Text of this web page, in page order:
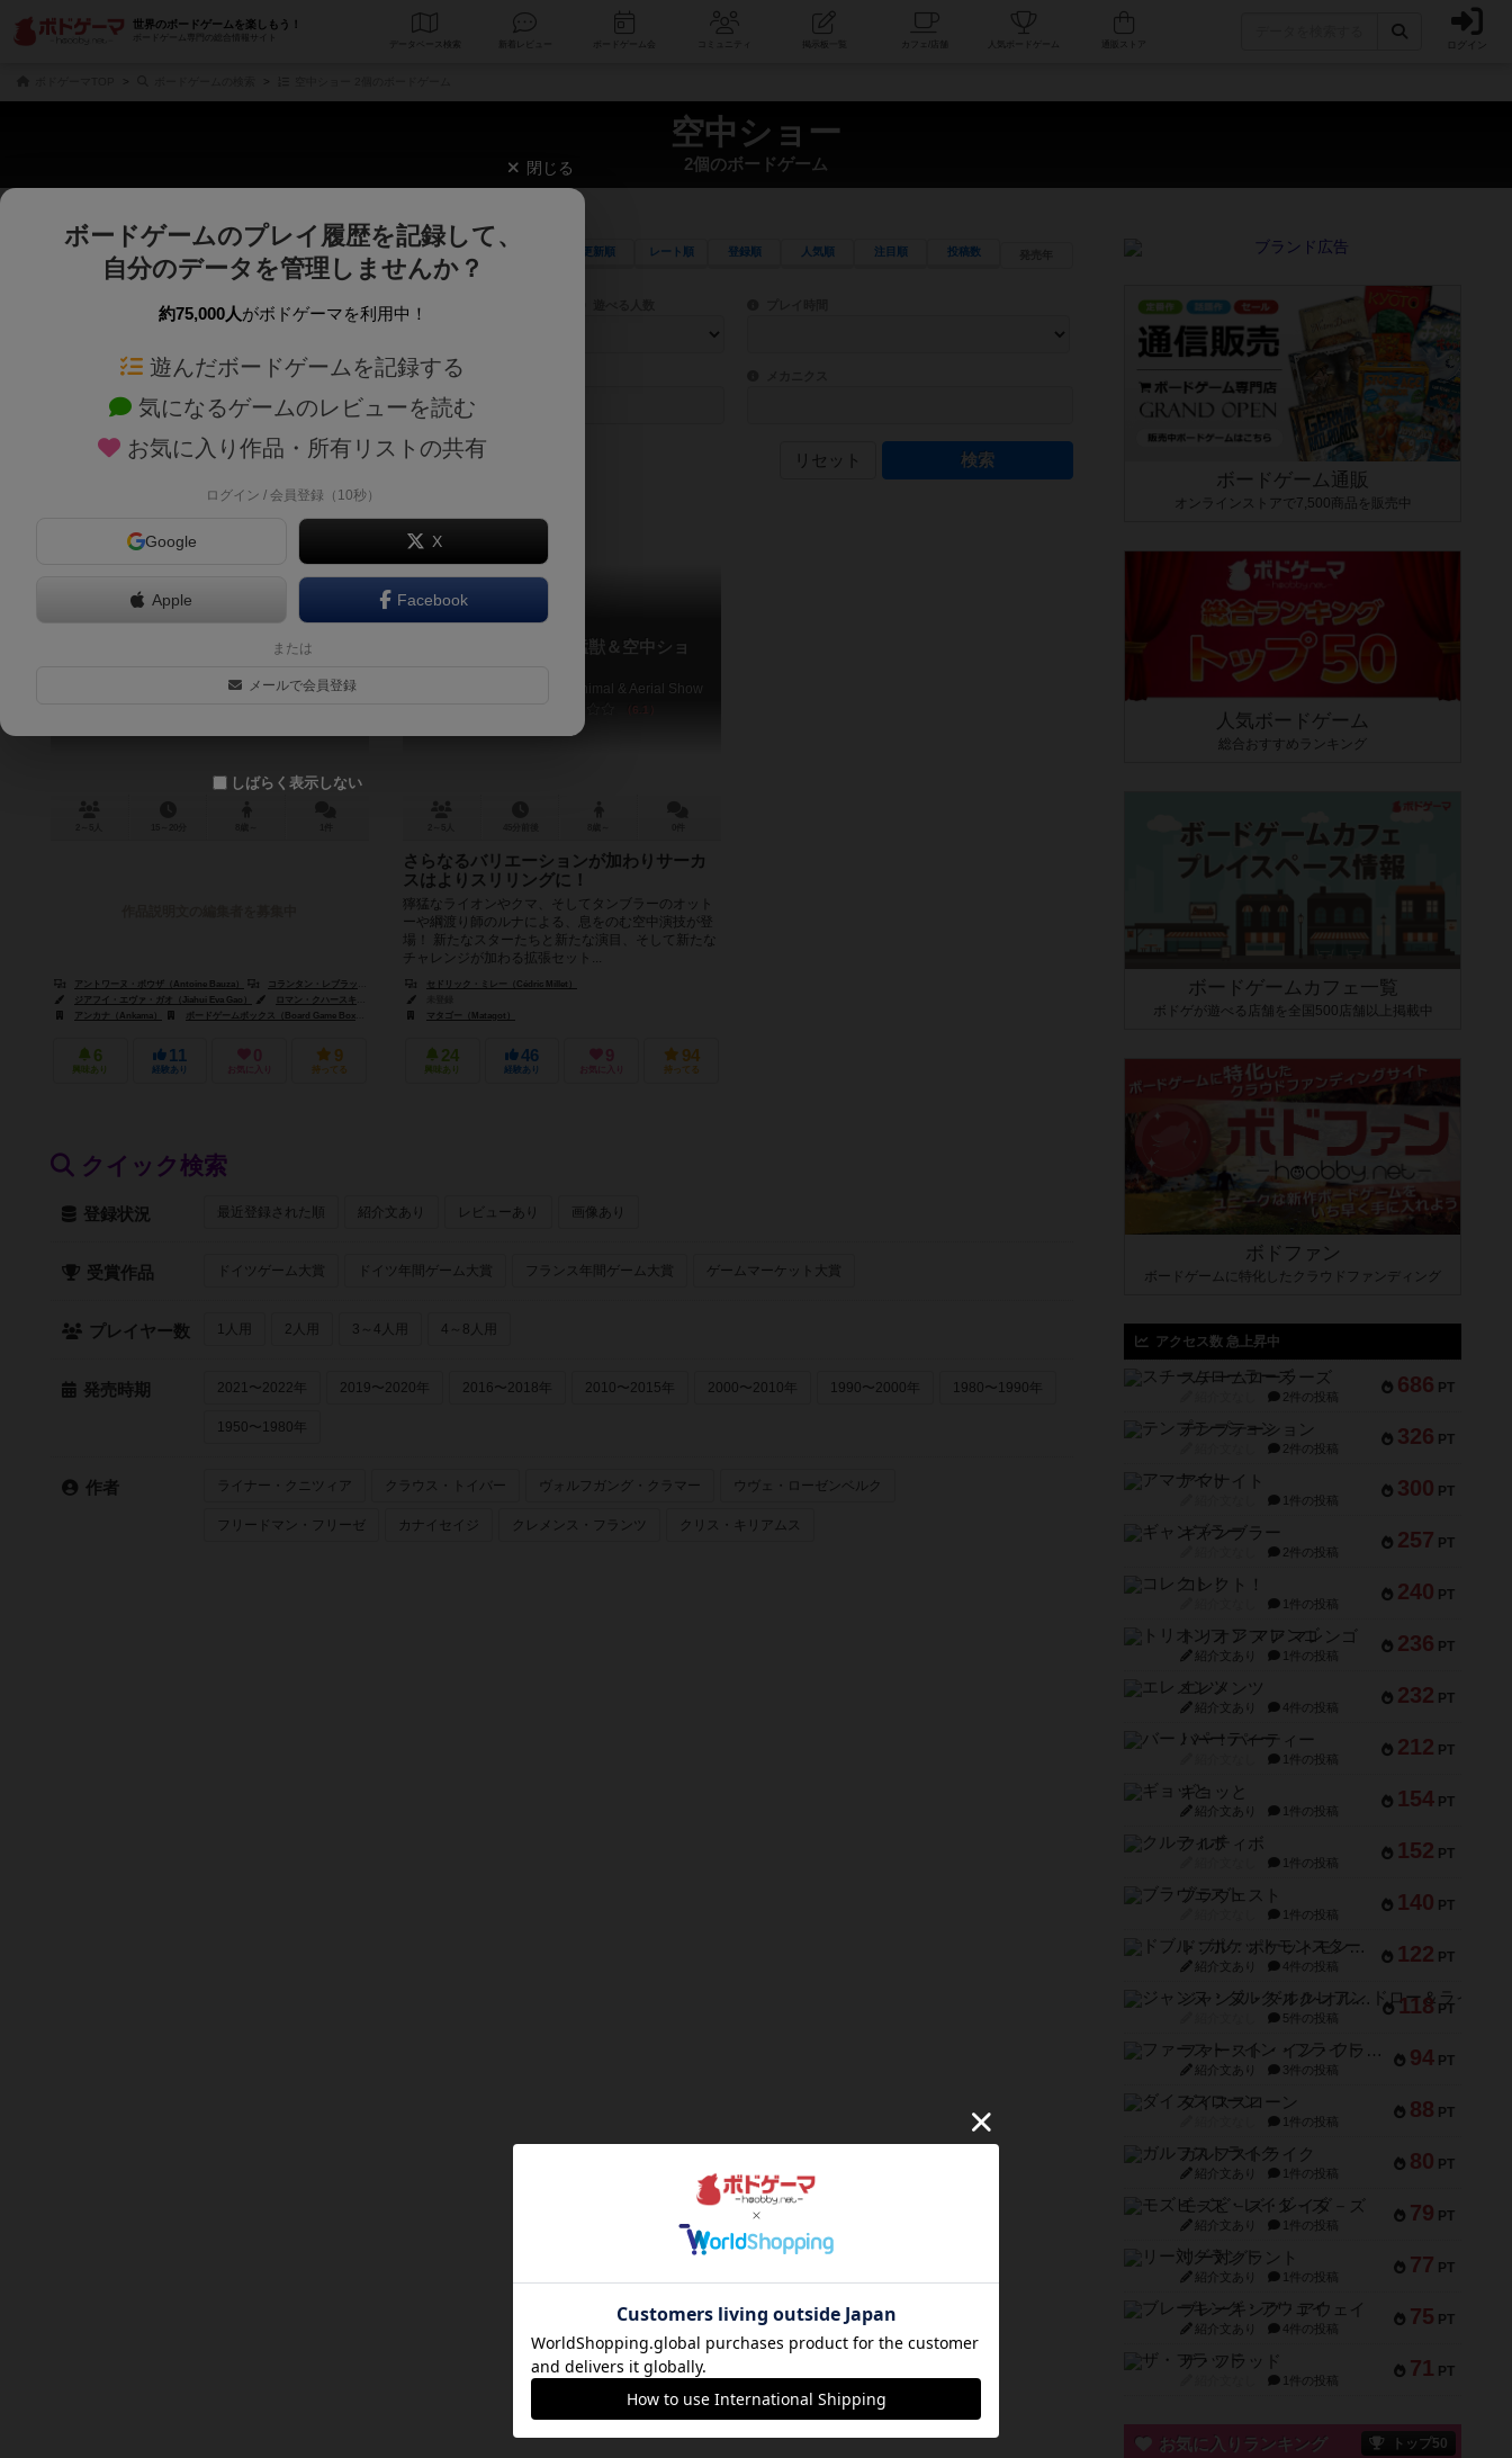
世界のボードゲームを楽しもう！
ボードゲーム専門の総合情報サイト
データベース コミュニティ 人気ボードゲーム ログイン
空中ショー
2個のボードゲーム
じっくり表示 更新順 レート順 登録順 人気順 注目順 投稿数
商品名、商品説明文、デザイナー名、テーマ名、メカニクス名を対象にフリーワード検索ができます。
ゲームデザイナー名を指定して検索できます。
ゲームデザイナー 目安となる所要時間を指定することができます。マニュアルを読む時間や参加者へのルール説明時間は含まれていないため、初めて
対象年齢を指定します。 世界観や登場人物などモチーフ・ストーリーを指定することができます。直感的にゲームシステムを理解できるよう、中世ファンタジー・クッキング・海賊同士の対決など、ゲームコンセプトを絞
テーマ/フレーバー ゲーム性を構成するコアシステムです。主にボードゲームに慣れている方向けの絞込機能です。例えば「ダイスロール」はランダ
リセット
ドラフトザウルス：エアリアルショ
Draftosaurus: Aerial Show
アントワーヌ・ボウザ（Antoine Bauza） コランタン・レブラット（Corentin Lebrat）
ルドヴィック・モーブロン（Ludovic Maublanc）
ジアフイ・エヴァ・ガオ（Jiahui Eva Gao）
ロマン・クハースキー（Roman Kucharski）
アンカナ（Ankama）
ボードゲームボックス（Board Game Box） ブライアン・ピクニック（Brain Picnic）
6
興味あり
11
経験あり
0
お気に入り
9
持ってる
ミープルサーカス：猛獣＆空中ショ
Meeple Circus: The Wild Animal & Aerial Show
6.1
さらなるバリエーションが加わりサーカ
スはよりスリリングに！
獰猛なライオンやクマ、そしてタンブラーのオット
ーや綱渡り師のルナによる、息をのむ空中演技が登
場！ 新たなスターたちと新たな演目、そして新たな
チャレンジが加わる拡張セット...
セドリック・ミレー（Cédric Millet）
マタゴー（Matagot）
24
興味あり
46
経験あり
9
お気に入り
94
持ってる
クイック検索
登録状況 最近登録された順 紹介文あり レビューあり 画像あり
受賞作品 ドイツゲーム大賞 ドイツ年間ゲーム大賞 フランス年間ゲーム大賞 ゲームマーケット大賞
プレイヤー数 1人用 2人用 3～4人用 4～8人用
発売時期 2021〜2022年 2019〜2020年 2016〜2018年 2010〜2015年 2000〜2010年 1990〜2000年 1980〜1990年
1950〜1980年
作者 ライナー・クニツィア クラウス・トイバー ヴォルフガング・クラマー ウヴェ・ローゼンベルク
フリードマン・フリーゼ カナイセイジ クレメンス・フランツ クリス・キリアムス
ボードゲーム通販
オンラインストアで7,500商品を販売中
人気ボードゲーム
総合おすすめランキング
ボードゲームカフェ一覧
ボドゲが遊べる店舗を全国500店舗以上掲載中
ボドファン
ボードゲームに特化したクラウドファンディング
アクセス数 急上昇中
686 PT
スチームローラーズ
2件の投稿
326 PT
テンプテーション
2件の投稿
300 PT
アマナイト
1件の投稿
257 PT
ギャンブラー
2件の投稿
240 PT
コレクト！
1件の投稿
236 PT
トリオンフ ア マレンゴ
紹介文あり 1件の投稿
232 PT
エレメンツ
紹介文あり 4件の投稿
212 PT
バー！パーティー
1件の投稿
154 PT
ギョッと
紹介文あり 1件の投稿
152 PT
クルティボ
1件の投稿
140 PT
ブラヴェスト
1件の投稿
122 PT
ドブル：ポケットモンスター
紹介文あり 4件の投稿
118 PT
ジャンヌ・ダルク-オルレアン ドロー＆ライト
5件の投稿
94 PT
ファースト・イン・フライト
紹介文あり 3件の投稿
88 PT
ダイススローン
1件の投稿
80 PT
ガルフストライク
紹介文あり 1件の投稿
79 PT
モズビ－ズ・レイダ－ズ
紹介文あり 1件の投稿
77 PT
リー対グラント
紹介文あり 1件の投稿
75 PT
ブレーキング・アウェイ
紹介文あり 4件の投稿
71 PT
ザ・フラッド
1件の投稿
お気に入りランキング トップ50
閉じる
ボードゲームのプレイ履歴を記録して、
自分のデータを管理しませんか？
約75,000人がボドゲーマを利用中！
遊んだボードゲームを記録する
気になるゲームのレビューを読む
お気に入り作品・所有リストの共有
ログイン / 会員登録（10秒）
Google X
Apple Facebook
または
メールで会員登録
しばらく表示しない